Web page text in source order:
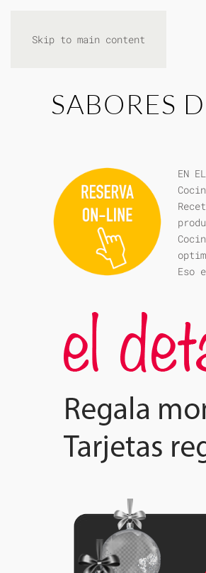
Skip to main content
SABORES
EN
Eso